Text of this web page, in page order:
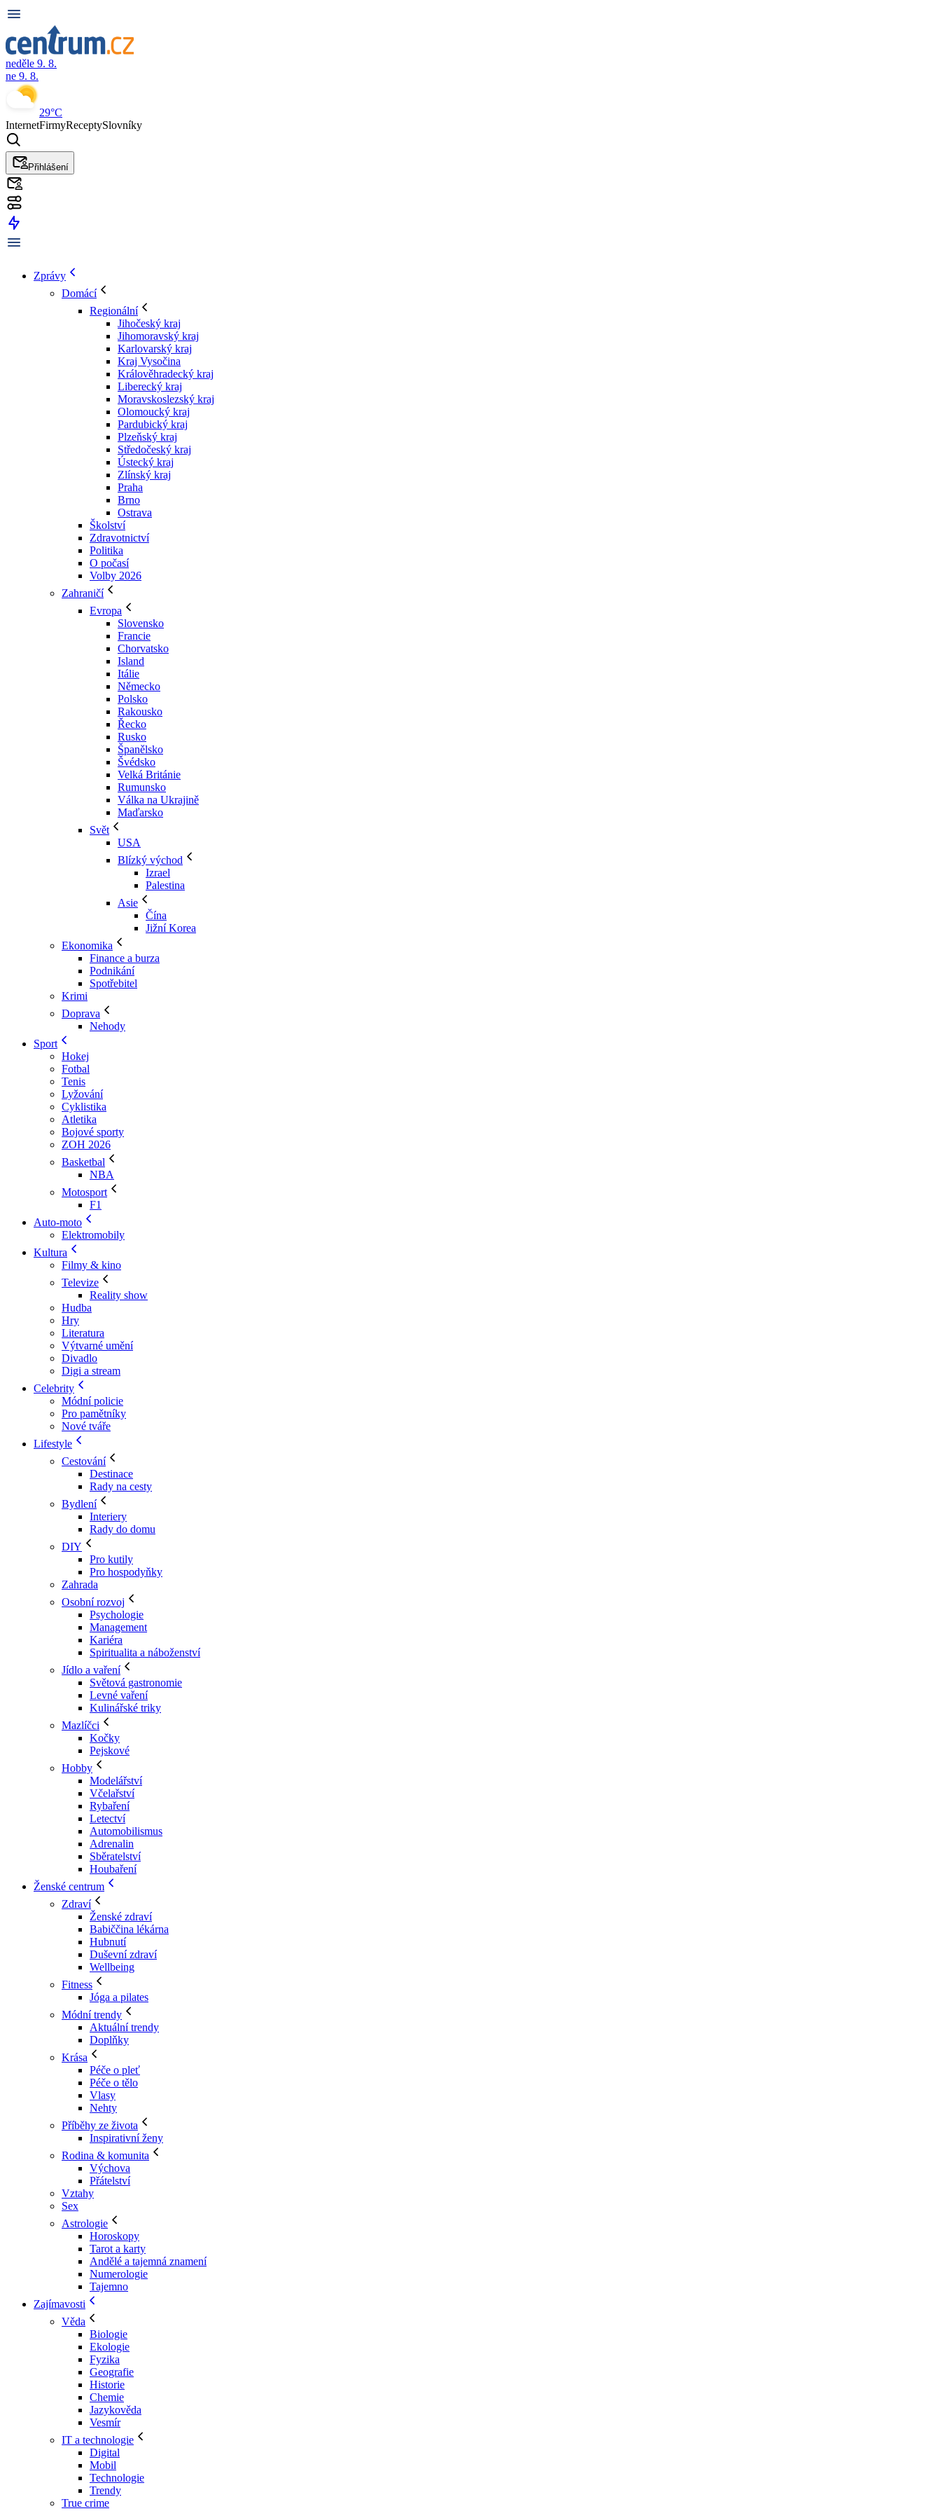
neděle 9. 8.
ne 9. 8.
29°C
InternetFirmyReceptySlovníky
Přihlášení
Zprávy
Domácí
Regionální
Jihočeský kraj
Jihomoravský kraj
Karlovarský kraj
Kraj Vysočina
Králověhradecký kraj
Liberecký kraj
Moravskoslezský kraj
Olomoucký kraj
Pardubický kraj
Plzeňský kraj
Středočeský kraj
Ústecký kraj
Zlínský kraj
Praha
Brno
Ostrava
Školství
Zdravotnictví
Politika
O počasí
Volby 2026
Zahraničí
Evropa
Slovensko
Francie
Chorvatsko
Island
Itálie
Německo
Polsko
Rakousko
Řecko
Rusko
Španělsko
Švédsko
Velká Británie
Rumunsko
Válka na Ukrajině
Maďarsko
Svět
USA
Blízký východ
Izrael
Palestina
Asie
Čína
Jižní Korea
Ekonomika
Finance a burza
Podnikání
Spotřebitel
Krimi
Doprava
Nehody
Sport
Hokej
Fotbal
Tenis
Lyžování
Cyklistika
Atletika
Bojové sporty
ZOH 2026
Basketbal
NBA
Motosport
F1
Auto-moto
Elektromobily
Kultura
Filmy & kino
Televize
Reality show
Hudba
Hry
Literatura
Výtvarné umění
Divadlo
Digi a stream
Celebrity
Módní policie
Pro pamětníky
Nové tváře
Lifestyle
Cestování
Destinace
Rady na cesty
Bydlení
Interiery
Rady do domu
DIY
Pro kutily
Pro hospodyňky
Zahrada
Osobní rozvoj
Psychologie
Management
Kariéra
Spiritualita a náboženství
Jídlo a vaření
Světová gastronomie
Levné vaření
Kulinářské triky
Mazlíčci
Kočky
Pejskové
Hobby
Modelářství
Včelařství
Rybaření
Letectví
Automobilismus
Adrenalin
Sběratelství
Houbaření
Ženské centrum
Zdraví
Ženské zdraví
Babiččina lékárna
Hubnutí
Duševní zdraví
Wellbeing
Fitness
Jóga a pilates
Módní trendy
Aktuální trendy
Doplňky
Krása
Péče o pleť
Péče o tělo
Vlasy
Nehty
Příběhy ze života
Inspirativní ženy
Rodina & komunita
Výchova
Přátelství
Vztahy
Sex
Astrologie
Horoskopy
Tarot a karty
Andělé a tajemná znamení
Numerologie
Tajemno
Zajímavosti
Věda
Biologie
Ekologie
Fyzika
Geografie
Historie
Chemie
Jazykověda
Vesmír
IT a technologie
Digital
Mobil
Technologie
Trendy
True crime